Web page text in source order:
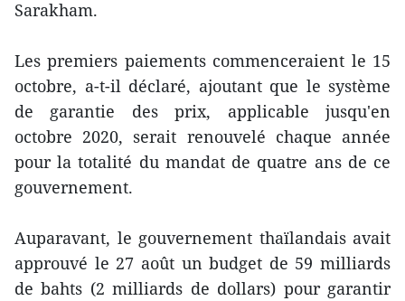
Sarakham.
Les premiers paiements commenceraient le 15
octobre, a-t-il déclaré, ajoutant que le système
de garantie des prix, applicable jusqu'en
octobre 2020, serait renouvelé chaque année
pour la totalité du mandat de quatre ans de ce
gouvernement.
Auparavant, le gouvernement thaïlandais avait
approuvé le 27 août un budget de 59 milliards
de bahts (2 milliards de dollars) pour garantir